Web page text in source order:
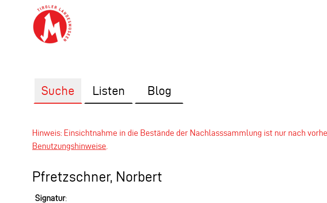
Suche Listen Blog
Hinweis: Einsichtnahme in die Bestände der Nachlasssammlung ist nur nach
Benutzungshinweise
Pfretzschner, Norbert
Signatur: